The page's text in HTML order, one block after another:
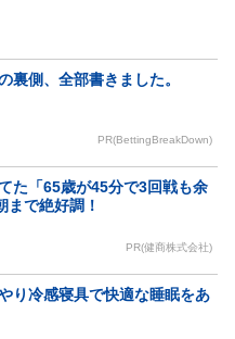
裏側、全部書きました。
PR(BettingBreakDown)
た「65歳が45分で3回戦も余
まで絶好調！
PR(健商株式会社)
り冷感寝具で快適な睡眠をあ